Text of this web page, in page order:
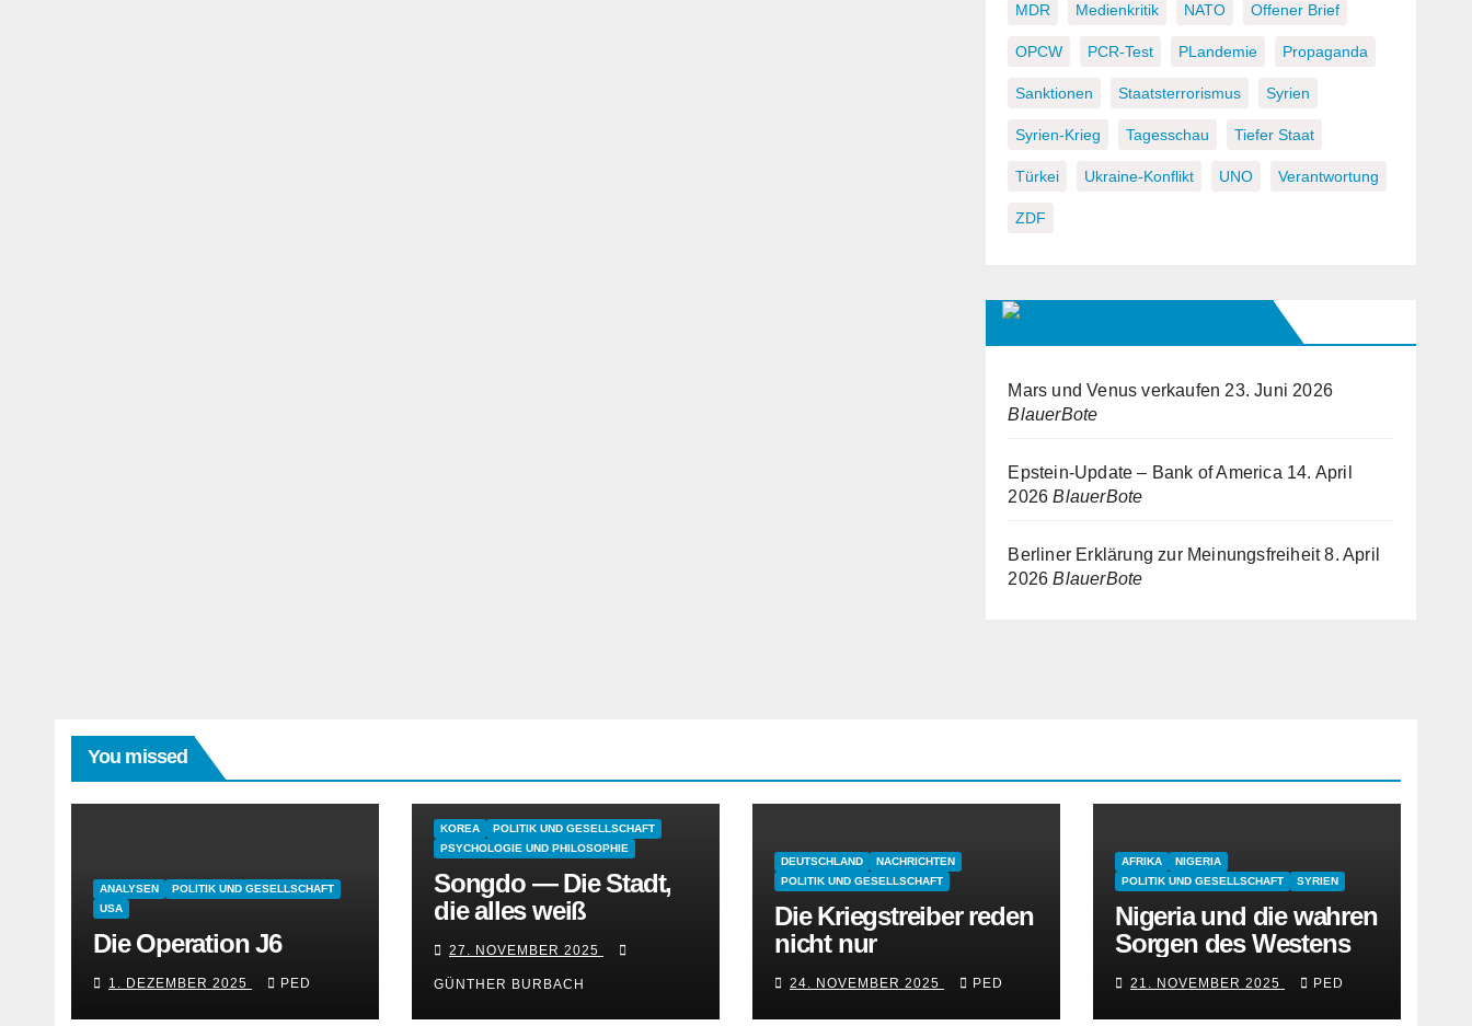
MDR Medienkritik NATO Offener Brief
OPCW PCR-Test PLandemie Propaganda
Sanktionen Staatsterrorismus Syrien
Syrien-Krieg Tagesschau Tiefer Staat
Türkei Ukraine-Konflikt UNO Verantwortung
ZDF
Mars und Venus verkaufen 23. Juni 2026
BlauerBote
Epstein-Update – Bank of America 14. April
2026 BlauerBote
Berliner Erklärung zur Meinungsfreiheit 8. April
2026 BlauerBote
You missed
ANALYSEN
POLITIK UND GESELLSCHAFT
USA
Die Operation J6
1. DEZEMBER 2025 PED
KOREA
POLITIK UND GESELLSCHAFT
PSYCHOLOGIE UND PHILOSOPHIE
Songdo — Die Stadt,
die alles weiß
27. NOVEMBER 2025
GÜNTHER BURBACH
DEUTSCHLAND
NACHRICHTEN
POLITIK UND GESELLSCHAFT
Die Kriegstreiber reden
nicht nur
24. NOVEMBER 2025 PED
AFRIKA
NIGERIA
POLITIK UND GESELLSCHAFT
SYRIEN
Nigeria und die wahren
Sorgen des Westens
21. NOVEMBER 2025 PED